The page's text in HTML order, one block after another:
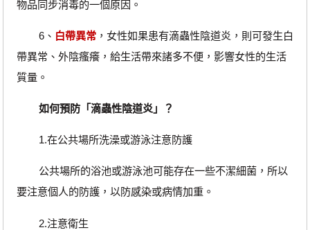
物品同步消毒的一個原因。
6、 白帶異常，女性如果患有滴蟲性陰道炎，則可發生白
帶異常、外陰瘙癢，給生活帶來諸多不便，影響女性的生活
質量。
如何預防「滴蟲性陰道炎」？
1.在公共場所洗澡或游泳注意防護
公共場所的浴池或游泳池可能存在一些不潔細菌，所以
要注意個人的防護，以防感染或病情加重。
2.注意衛生